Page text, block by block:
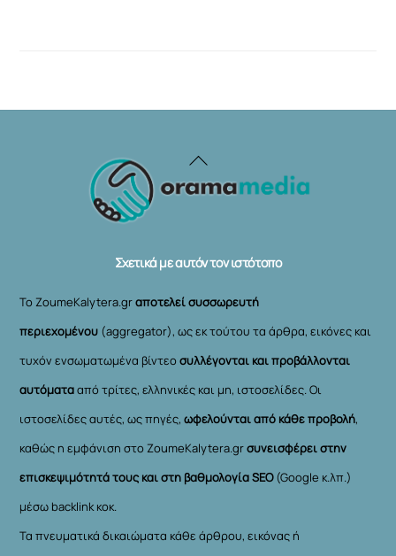
Back
To
Σχετικά με αυτόν τον ιστότοπο
Το ZoumeKalytera.grαποτελεί συσσωρευτή
περιεχομένου (aggregator), ως εκ τούτου τα άρθρα, εικόνες και
τυχόν ενσωματωμένα βίντεοσυλλέγονται και προβάλλονται
αυτόματααπό τρίτες, ελληνικές και μη, ιστοσελίδες. Οι
ιστοσελίδες αυτές, ως πηγές,ωφελούνται από κάθε προβολή,
καθώς η εμφάνιση στο ZoumeKalytera.grσυνεισφέρει στην
επισκεψιμότητά τους και στη βαθμολογία SEO(Google κ.λπ.)
μέσω backlink κοκ.
Τα πνευματικά δικαιώματα κάθε άρθρου, εικόνας ή